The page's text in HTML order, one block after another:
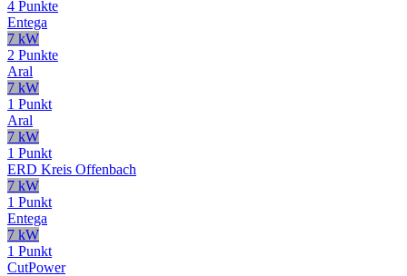
4 Punkte
Entega
7 kW
2 Punkte
Aral
7 kW
1 Punkt
Aral
7 kW
1 Punkt
ERD Kreis Offenbach
7 kW
1 Punkt
Entega
7 kW
1 Punkt
CutPower